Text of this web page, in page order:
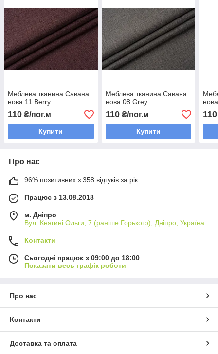
Меблева тканина Савана
нова 11 Berry
110 ₴/пог.м
Купити
Меблева тканина Савана
нова 08 Grey
110₴/пог.м
Купити
110
Про нас
96% позитивних з 358 відгуків за рік
Працює з 13.08.2018
м. Дніпро
Вул. Княгині Ольги, 7 (раніше Горького), Дніпро, Україна
Контакти
Сьогодні працює з 09:00 до 18:00
Показати весь графік роботи
Про нас
Контакти
Доставка та оплата